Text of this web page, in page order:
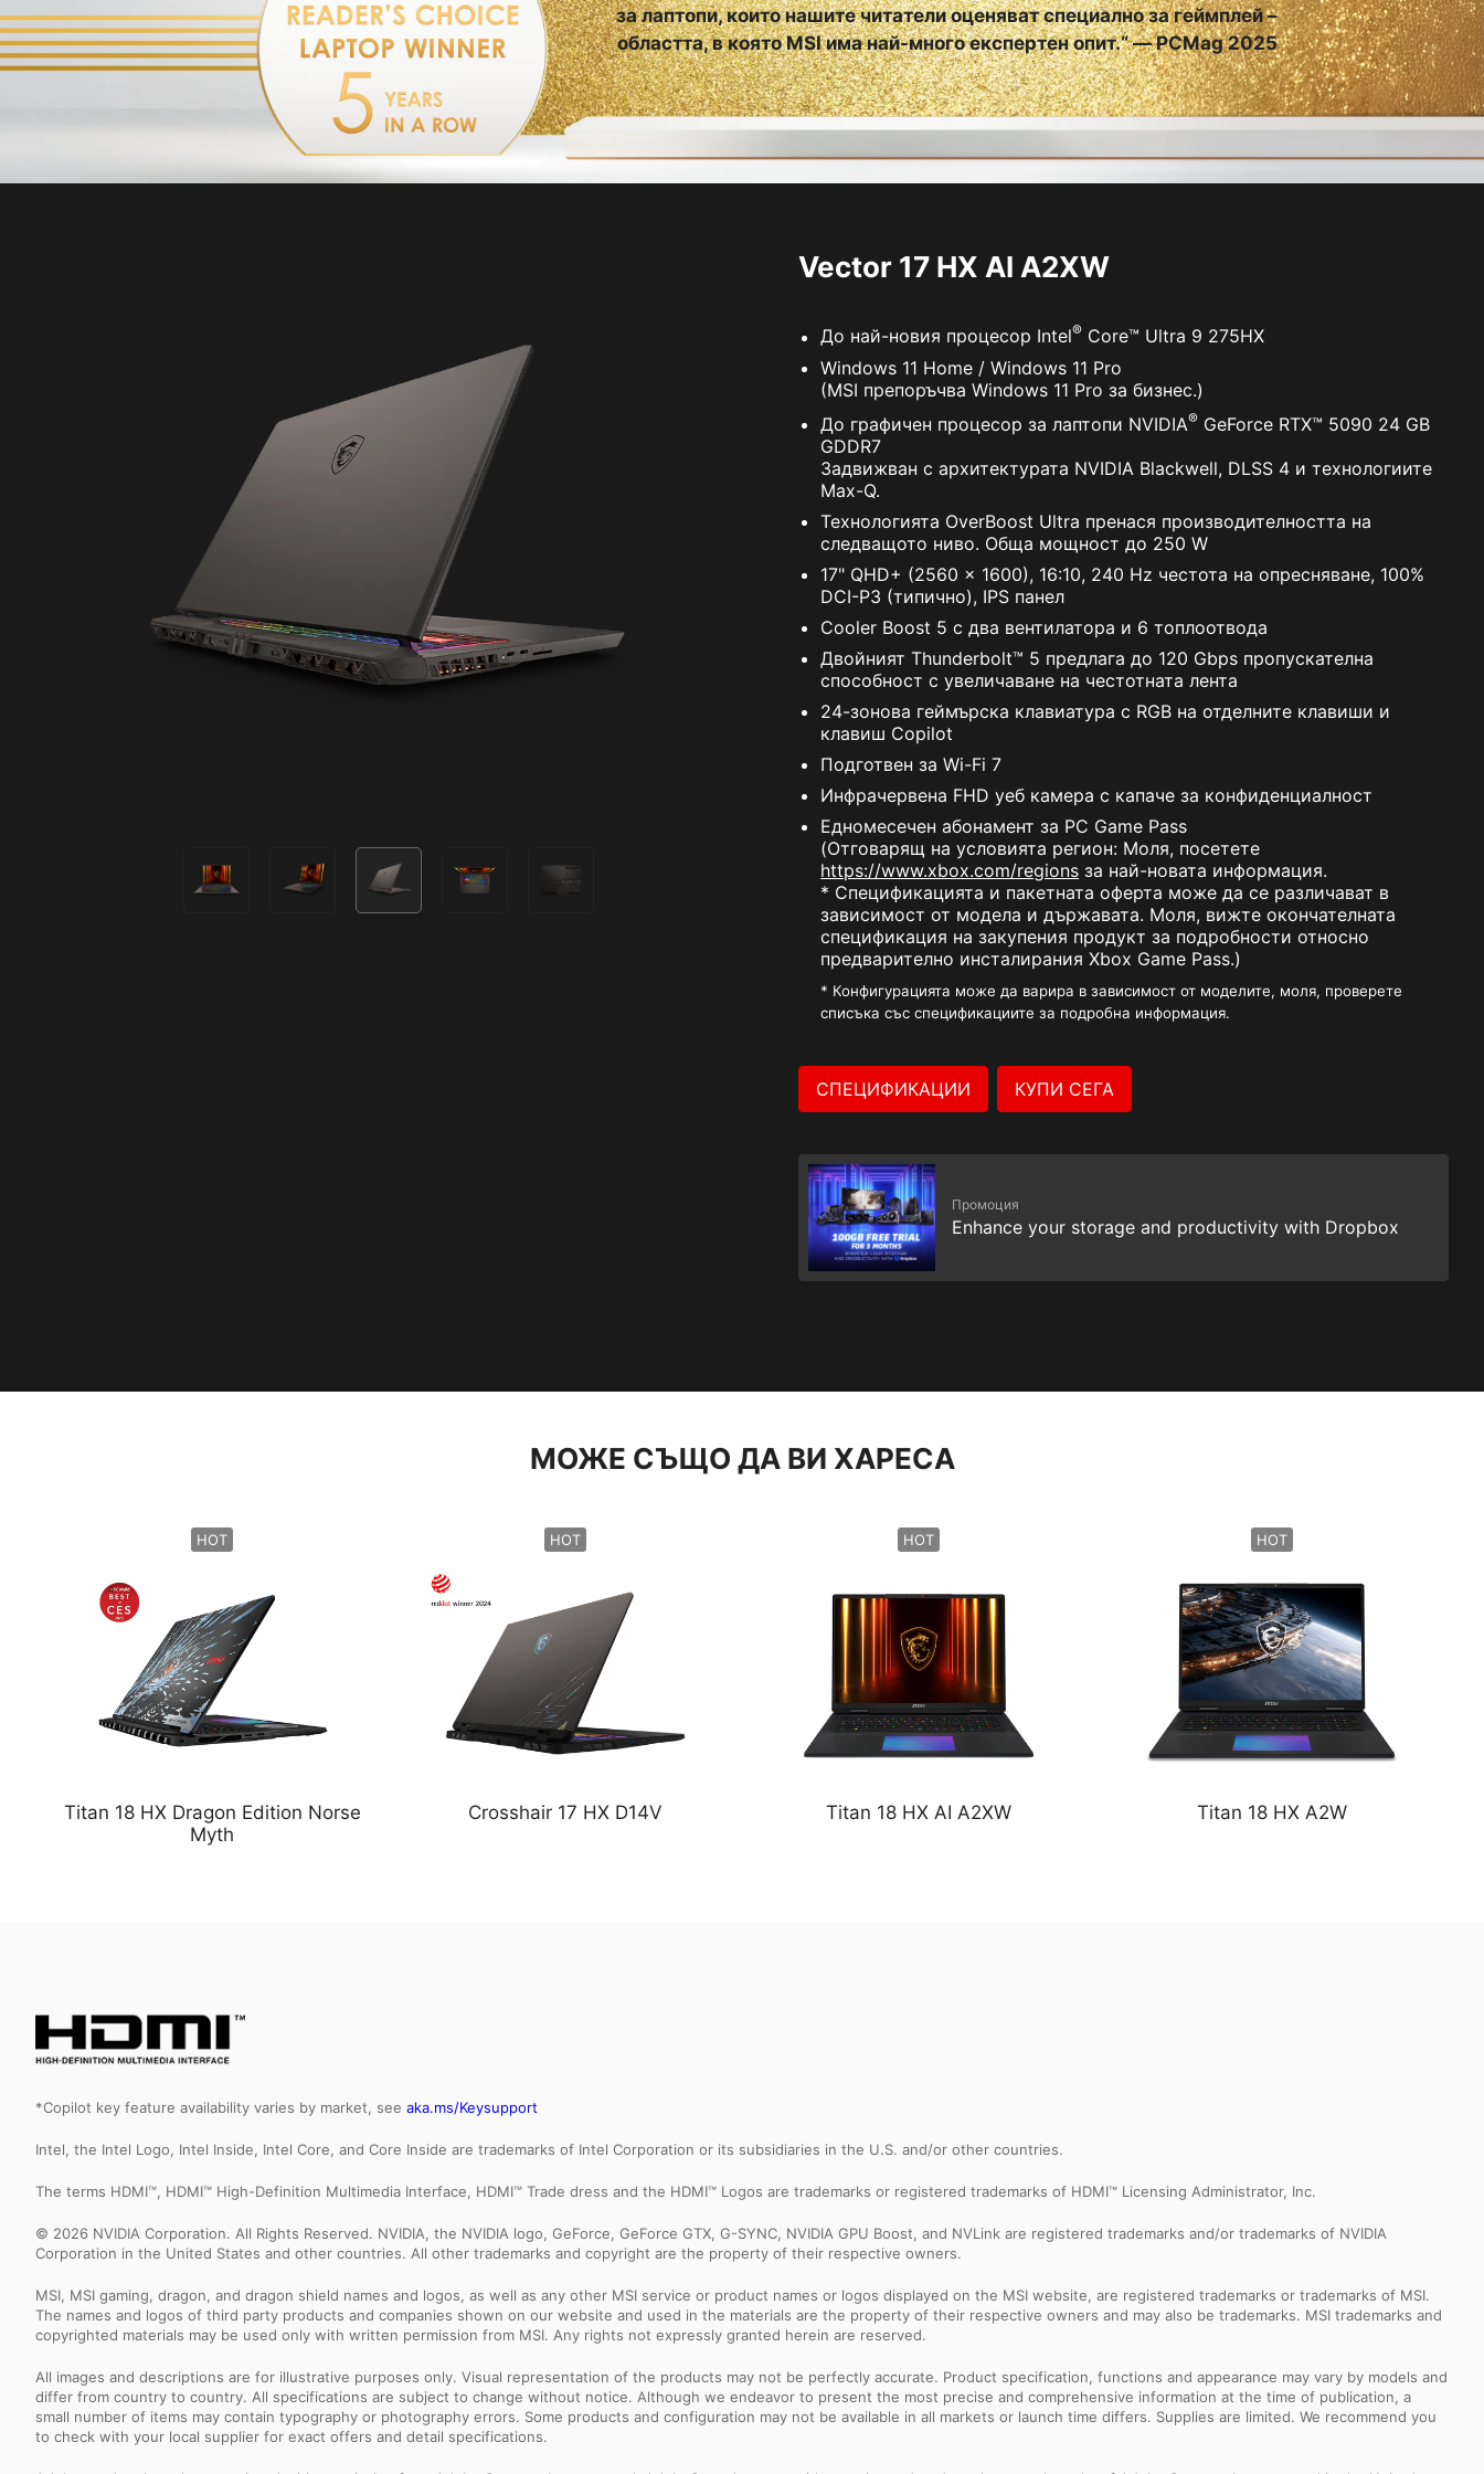
за лаптопи, които нашите читатели оценяват специално за геймплей –
областта, в която MSI има най-много експертен опит.“ — PCMag 2025
Vector 17 HX AI A2XW
До най-новия процесор Intel® Core™ Ultra 9 275HX
Windows 11 Home / Windows 11 Pro
(MSI препоръчва Windows 11 Pro за бизнес.)
До графичен процесор за лаптопи NVIDIA® GeForce RTX™ 5090 24 GB
GDDR7
Задвижван с архитектурата NVIDIA Blackwell, DLSS 4 и технологиите
Max-Q.
Технологията OverBoost Ultra пренася производителността на
следващото ниво. Обща мощност до 250 W
17" QHD+ (2560 x 1600), 16:10, 240 Hz честота на опресняване, 100%
DCI-P3 (типично), IPS панел
Cooler Boost 5 с два вентилатора и 6 топлоотвода
Двойният Thunderbolt™ 5 предлага до 120 Gbps пропускателна
способност с увеличаване на честотната лента
24-зонова геймърска клавиатура с RGB на отделните клавиши и
клавиш Copilot
Подготвен за Wi-Fi 7
Инфрачервена FHD уеб камера с капаче за конфиденциалност
Едномесечен абонамент за PC Game Pass
(Отговарящ на условията регион: Моля, посетете
https://www.xbox.com/regions за най-новата информация.
* Спецификацията и пакетната оферта може да се различават в
зависимост от модела и държавата. Моля, вижте окончателната
спецификация на закупения продукт за подробности относно
предварително инсталирания Xbox Game Pass.)
* Конфигурацията може да варира в зависимост от моделите, моля, проверете
списъка със спецификациите за подробна информация.
СПЕЦИФИКАЦИИ КУПИ СЕГА
Промоция
Enhance your storage and productivity with Dropbox
МОЖЕ СЪЩО ДА ВИ ХАРЕСА
HOT
Titan 18 HX Dragon Edition Norse
Myth
HOT
Crosshair 17 HX D14V
HOT
Titan 18 HX AI A2XW
HOT
Titan 18 HX A2W
*Copilot key feature availability varies by market, see aka.ms/Keysupport
Intel, the Intel Logo, Intel Inside, Intel Core, and Core Inside are trademarks of Intel Corporation or its subsidiaries in the U.S. and/or other countries.
The terms HDMI™, HDMI™ High-Definition Multimedia Interface, HDMI™ Trade dress and the HDMI™ Logos are trademarks or registered trademarks of HDMI™ Licensing Administrator, Inc.
© 2026 NVIDIA Corporation. All Rights Reserved. NVIDIA, the NVIDIA logo, GeForce, GeForce GTX, G-SYNC, NVIDIA GPU Boost, and NVLink are registered trademarks and/or trademarks of NVIDIA
Corporation in the United States and other countries. All other trademarks and copyright are the property of their respective owners.
MSI, MSI gaming, dragon, and dragon shield names and logos, as well as any other MSI service or product names or logos displayed on the MSI website, are registered trademarks or trademarks of MSI.
The names and logos of third party products and companies shown on our website and used in the materials are the property of their respective owners and may also be trademarks. MSI trademarks and
copyrighted materials may be used only with written permission from MSI. Any rights not expressly granted herein are reserved.
All images and descriptions are for illustrative purposes only. Visual representation of the products may not be perfectly accurate. Product specification, functions and appearance may vary by models and
differ from country to country. All specifications are subject to change without notice. Although we endeavor to present the most precise and comprehensive information at the time of publication, a
small number of items may contain typography or photography errors. Some products and configuration may not be available in all markets or launch time differs. Supplies are limited. We recommend you
to check with your local supplier for exact offers and detail specifications.